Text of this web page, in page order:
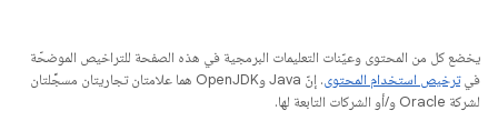
يخضع كل من المحتوى وعيّنات التعليمات البرمجية في هذه الصفحة للتراخيص الموضحّة
فيترخيص استخدام المحتوى
. إنّ Java وOpenJDK هما علامتان تجاريتان مسجَّلتان
لشركة Oracle و/أو الشركات التابعة لها.